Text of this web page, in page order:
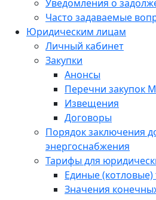
Уведомления о
Часто задаваемые
Юридическим лицам
Личный кабинет
Закупки
Анонсы
Перечни закупок
Извещения
Договоры
Порядок заключения
энергоснабжения
Тарифы для
Единые
Значения